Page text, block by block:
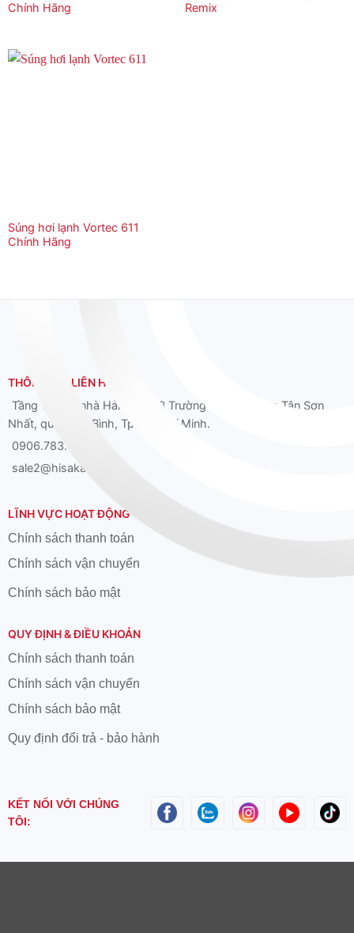
Chính Hãng
Remix
Súng hơi lạnh Vortec 611
Chính Hãng
THÔNG TIN LIÊN HỆ
Tầng 12 Tòa nhà Hải Âu, 39B Trường Sơn, phường Tân Sơn
Nhất, quận Tân Bình, Tp. Hồ Chí Minh.
0906.783.626
sale2@hisaka.vn
LĨNH VỰC HOẠT ĐỘNG
Chính sách thanh toán
Chính sách vận chuyển
Chính sách bảo mật
QUY ĐỊNH & ĐIỀU KHOẢN
Chính sách thanh toán
Chính sách vận chuyển
Chính sách bảo mật
Quy định đổi trả - bảo hành
KẾT NỐI VỚI CHÚNG
TÔI: